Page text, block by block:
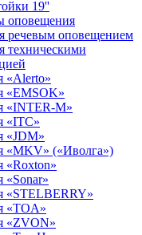
19''
оповещения
речевым оповещением
техническими
«Alerto»
«EMSOK»
«INTER-M»
«ITC»
«JDM»
«MKV» («Иволга»)
«Roxton»
«Sonar»
«STELBERRY»
«TOA»
«ZVON»